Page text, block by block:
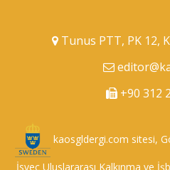
Tunus PTT, PK 12,
+90 312
kaosgldergi.com sitesi,
İsveç Uluslararası Kalkınma ve